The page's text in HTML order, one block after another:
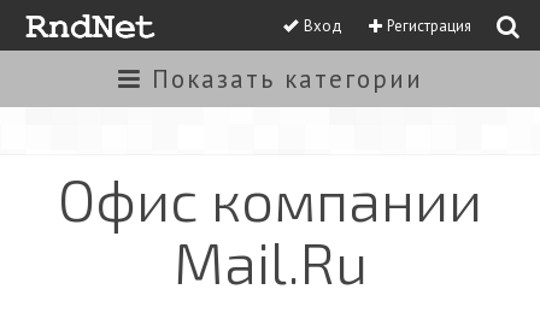
Вход Регистрация
Показать категории
Офис компании
Mail.Ru